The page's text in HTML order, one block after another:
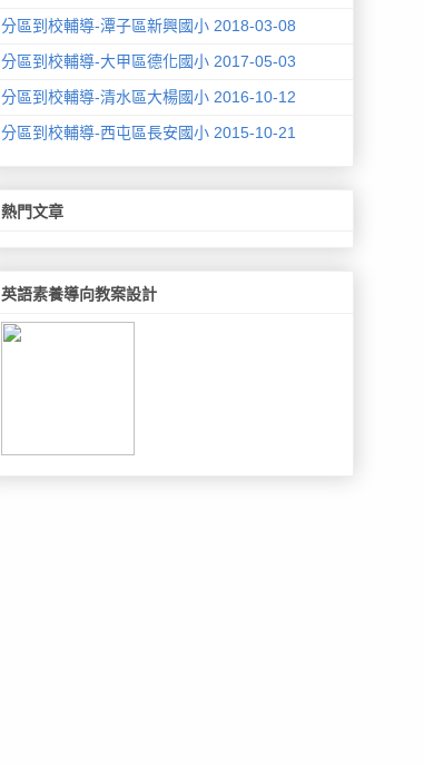
分區到校輔導-潭子區新興國小 2018-03-08
分區到校輔導-大甲區德化國小 2017-05-03
分區到校輔導-清水區大楊國小 2016-10-12
分區到校輔導-西屯區長安國小 2015-10-21
熱門文章
英語素養導向教案設計